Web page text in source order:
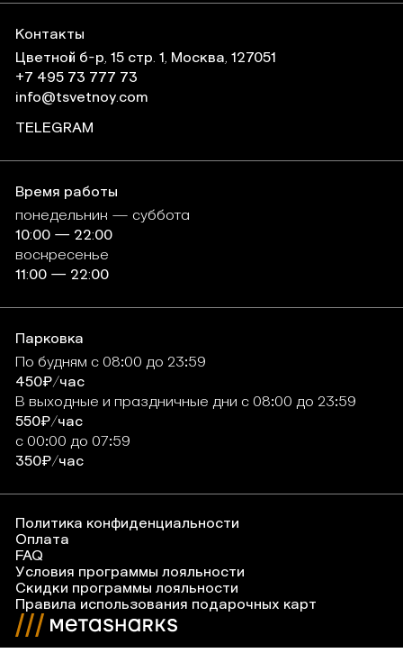
Контакты
Цветной б-р, 15 стр. 1, Москва, 127051
+7 495 73 777 73
info@tsvetnoy.com
TELEGRAM
Время работы
понедельник — суббота
10:00 — 22:00
воскресенье
11:00 — 22:00
Парковка
По будням с08:00 до 23:59
450₽/час
В выходные и праздничные дни с08:00 до 23:59
550₽/час
с00:00 до07:59
350₽/час
Политика конфиденциальности
Оплата
FAQ
Условия программы лояльности
Скидки программы лояльности
Правила использования подарочных карт